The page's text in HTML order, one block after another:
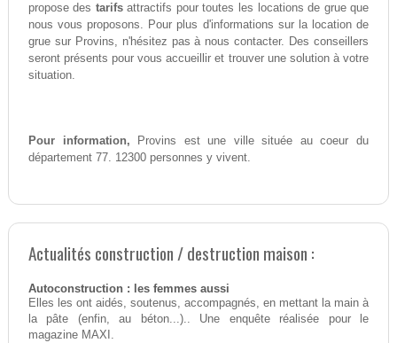
propose des tarifsattractifs pour toutes les locations de grue que
nous vous proposons. Pour plus d'informations sur la location de
grue sur Provins, n'hésitez pas à nous contacter. Des conseillers
seront présents pour vous accueillir et trouver une solution à votre
situation.
Pour information, Provins est une ville située au coeur du
département 77. 12300 personnes y vivent.
Actualités construction / destruction maison :
Autoconstruction : les femmes aussi
Elles les ont aidés, soutenus, accompagnés, en mettant la main à
la pâte (enfin, au béton...).. Une enquête réalisée pour le
magazine MAXI.